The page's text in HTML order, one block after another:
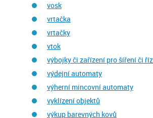
vosk
vrtačka
vrtačky
vtok
výbojky či zařízení pro šíření či
výdejní automaty
výherní mincovní automaty
vyklízení objektů
výkup barevných kovů